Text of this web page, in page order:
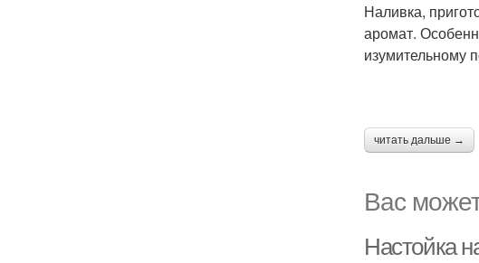
Наливка,
аромат.
изумительному
читать дальше →
Вас
Настойка